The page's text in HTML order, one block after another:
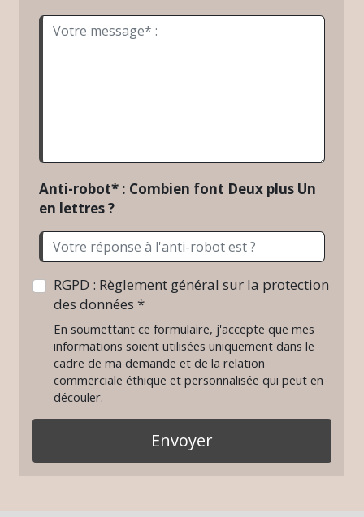
Anti-robot* : Combien font Deux plus Un
en lettres ?
RGPD : Règlement général sur la protection
des données *
En soumettant ce formulaire, j'accepte que mes
informations soient utilisées uniquement dans le
cadre de ma demande et de la relation
commerciale éthique et personnalisée qui peut en
découler.
Envoyer